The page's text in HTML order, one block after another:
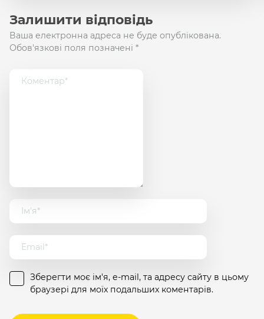
Залишити відповідь
Ваша електронна адреса не буде опублікована.
Обов'язкові поля позначені *
Зберегти моє ім'я, e-mail, та адресу сайту в цьому
браузері для моїх подальших коментарів.